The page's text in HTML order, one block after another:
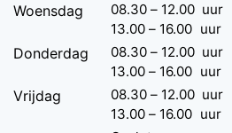
Woensdag 08.30 – 12.00 uur
13.00 – 16.00 uur
Donderdag 08.30 – 12.00 uur
13.00 – 16.00 uur
Vrijdag 08.30 – 12.00 uur
13.00 – 16.00 uur